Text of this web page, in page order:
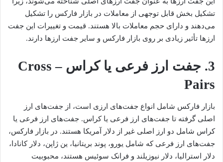
تشکیل بخش قابل توجهی از معاملات در بازار فارکس را تشکیل
می‌دهند و دارای حجم معاملات بالا هستند. قیمت و تغییرات این جفت
ارزها تأثیر زیادی بر روی بازار فارکس و سایر جفت ارزها دارند.
3. جفت ارز فرعی یا کراس – Cross
Pairs
بازار فارکس شامل انواع جفت‌های ارزی است، از جفت‌های ارز
اصلی گرفته تا جفت‌های ارز فرعی یا کراس. جفت‌های ارز فرعی یا
کراس شامل دو ارز اصلی غیر از دلار آمریکا هستند. در بازار فارکس،
جفت‌های ارز فرعی که شامل یورو، پوند بریتانیا، ین ژاپن، دلار کانادا،
دلار استرالیا، دلار نیوزیلند و فرانک سوئیس هستند، محبوبیت